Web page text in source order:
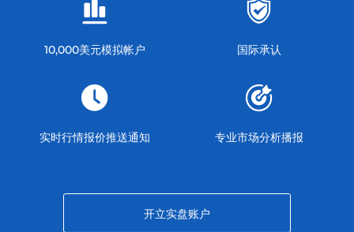
10,000美元模拟帐户 国际承认
实时行情报价推送通知 专业市场分析播报
开立实盘账户